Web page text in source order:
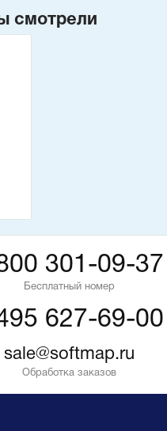
смотрели
301-09-37
Бесплатный номер
627-69-00
sale@softmap.ru
Обработка заказов